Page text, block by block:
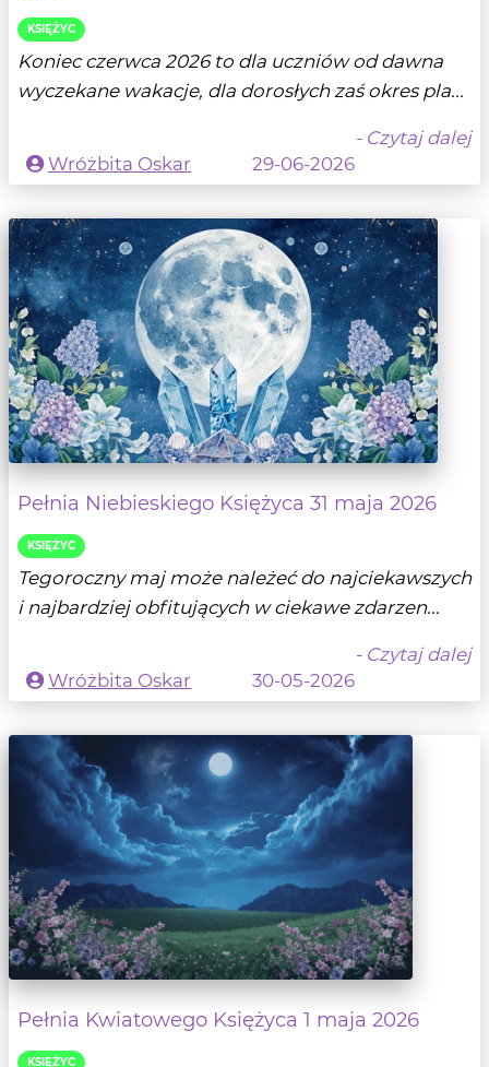
KSIĘŻYC
Koniec czerwca 2026 to dla uczniów od dawna
wyczekane wakacje, dla dorosłych zaś okres pla...
- Czytaj dalej
Wróżbita Oskar
29-06-2026
Pełnia Niebieskiego Księżyca 31 maja 2026
KSIĘŻYC
Tegoroczny maj może należeć do najciekawszych
i najbardziej obfitujących w ciekawe zdarzen...
- Czytaj dalej
Wróżbita Oskar
30-05-2026
Pełnia Kwiatowego Księżyca 1 maja 2026
KSIĘŻYC